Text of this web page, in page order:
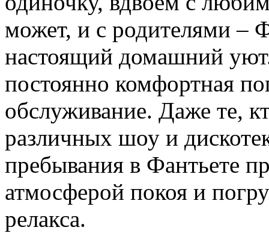
может, и с родителями –
настоящий домашний
постоянно комфортная
обслуживание. Даже те,
различных шоу и
пребывания в Фантьете
атмосферой покоя и
релакса.